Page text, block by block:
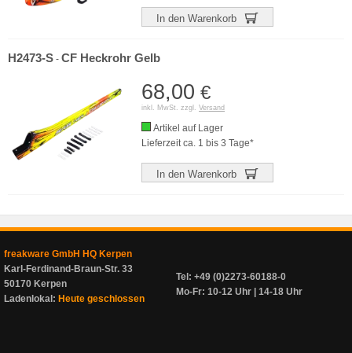
In den Warenkorb
H2473-S - CF Heckrohr Gelb
68,00 €
inkl. MwSt. zzgl. Versand
Artikel auf Lager
Lieferzeit ca. 1 bis 3 Tage*
In den Warenkorb
freakware GmbH HQ Kerpen
Karl-Ferdinand-Braun-Str. 33
50170 Kerpen
Ladenlokal: Heute geschlossen
Tel: +49 (0)2273-60188-0
Mo-Fr: 10-12 Uhr | 14-18 Uhr